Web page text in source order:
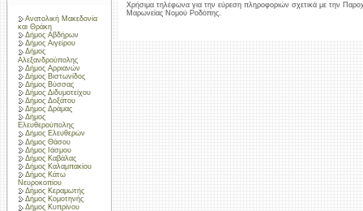
Ανατολική Μακεδονία
και Θράκη
Δήμος Αβδήρων
Δήμος Αιγείρου
Δήμος
Αλεξανδρούπολης
Δήμος Αρριανών
Δήμος Βιστωνίδος
Δήμος Βύσσας
Δήμος Διδυμοτείχου
Δήμος Δοξάτου
Δήμος Δράμας
Δήμος
Ελευθερούπολης
Δήμος Ελευθερών
Δήμος Θάσου
Δήμος Ιάσμου
Δήμος Καβάλας
Δήμος Καλαμπακίου
Δήμος Κάτω
Νευροκοπίου
Δήμος Κεραμωτής
Δήμος Κομοτηνής
Δήμος Κυπρίνου
Χρήσιμα τηλέφωνα για την εύρεση πληροφοριών σχετικά με την
Μαρωνείας Νομού Ροδόπης.